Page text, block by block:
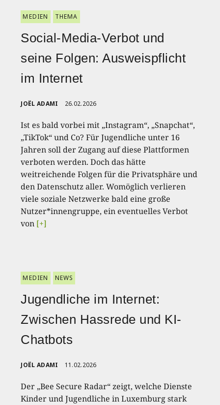
MEDIEN THEMA
Social-Media-Verbot und
seine Folgen: Ausweispflicht
im Internet
JOËL ADAMI 26.02.2026
Ist es bald vorbei mit „Instagram“, „Snapchat“,
„TikTok“ und Co? Für Jugendliche unter 16
Jahren soll der Zugang auf diese Plattformen
verboten werden. Doch das hätte
weitreichende Folgen für die Privatsphäre und
den Datenschutz aller. Womöglich verlieren
viele soziale Netzwerke bald eine große
Nutzer*innengruppe, ein eventuelles Verbot
von [+]
MEDIEN NEWS
Jugendliche im Internet:
Zwischen Hassrede und KI-
Chatbots
JOËL ADAMI 11.02.2026
Der „Bee Secure Radar“ zeigt, welche Dienste
Kinder und Jugendliche in Luxemburg stark